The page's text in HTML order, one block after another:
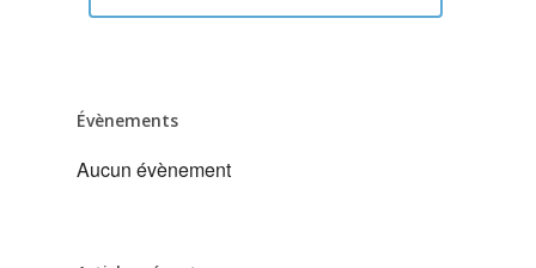
Évènements
Aucun évènement